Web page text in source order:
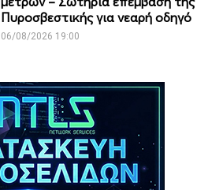
Πυροσβεστικής για νεαρή οδηγό
06/08/2026 19:00